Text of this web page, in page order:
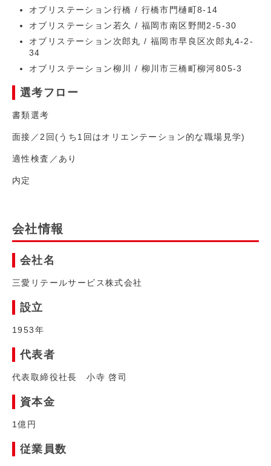
オブリステーション行橋 / 行橋市門樋町8-14
オブリステーション若久 / 福岡市南区野間2-5-30
オブリステーション次郎丸 / 福岡市早良区次郎丸4-2-
34
オブリステーション柳川 / 柳川市三橋町柳河805-3
選考フロー
書類選考
面接／2回(うち1回はオリエンテーション的な職場見学)
適性検査／あり
内定
会社情報
会社名
三愛リテールサービス株式会社
設立
1953年
代表者
代表取締役社長 小寺 啓司
資本金
1億円
従業員数